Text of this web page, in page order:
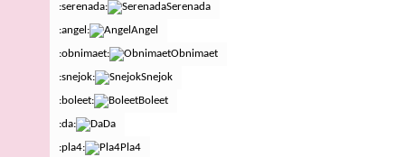
:serenada:
Serenada
:angel:
Angel
:obnimaet:
Obnimaet
:snejok:
Snejok
:boleet:
Boleet
:da:
Da
:pla4:
Pla4